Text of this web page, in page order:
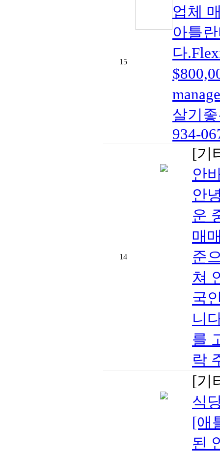
15
업체
아틀
다
살기
934-
14
[기
안
안
운
매
준
쳐
국
니
를
락
[기
식
[애
된